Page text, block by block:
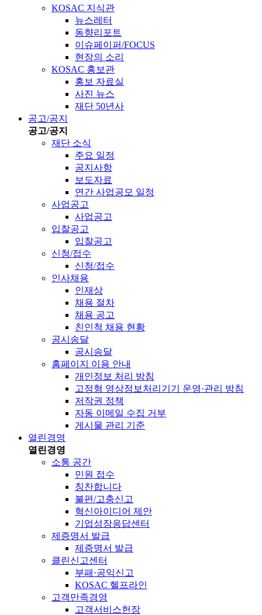
KOSAC 지식관
뉴스레터
동향리포트
이슈페이퍼/FOCUS
현장의 소리
KOSAC 홍보관
홍보 자료실
사진 뉴스
재단 50년사
공고/공지
공고/공지
재단 소식
주요 일정
공지사항
보도자료
연간 사업공모 일정
사업공고
사업공고
입찰공고
입찰공고
신청/접수
신청/접수
인사채용
인재상
채용 절차
채용 공고
친인척 채용 현황
공시송달
공시송달
홈페이지 이용 안내
개인정보 처리 방침
고정형 영상정보처리기기 운영·관리 방침
저작권 정책
자동 이메일 수집 거부
게시물 관리 기준
열린경영
열린경영
소통 공간
민원 접수
칭찬합니다
불편/고충신고
혁신아이디어 제안
기업성장응답센터
제증명서 발급
제증명서 발급
클린신고센터
부패·공익신고
KOSAC 헬프라인
고객만족경영
고객서비스헌장